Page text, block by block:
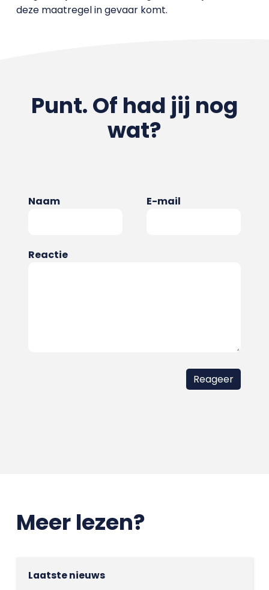
deze maatregel in gevaar komt.
Punt. Of had jij nog
wat?
Naam E-mail
Reactie
Meer lezen?
Laatste nieuws